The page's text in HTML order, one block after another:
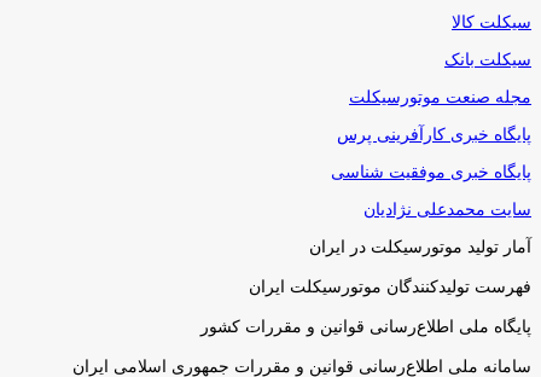
سیکلت کالا
سیکلت بانک
مجله صنعت موتورسیکلت
پایگاه خبری کارآفرینی پرس
پایگاه خبری موفقیت شناسی
سایت محمدعلی نژادیان
آمار تولید موتورسیکلت در ایران
فهرست تولیدکنندگان موتورسیکلت ایران
پایگاه ملی اطلاع‌رسانی قوانین و مقررات کشور
سامانه ملی اطلاع‌رسانی قوانین و مقررات جمهوری اسلامی ایران